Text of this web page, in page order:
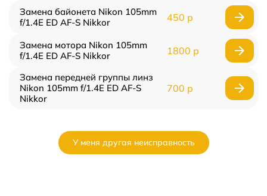
Замена байонета Nikon 105mm
f/1.4E ED AF-S Nikkor
450 р
Замена мотора Nikon 105mm
f/1.4E ED AF-S Nikkor
1800 р
Замена передней группы линз
Nikon 105mm f/1.4E ED AF-S
Nikkor
700 р
У меня другая неисправность